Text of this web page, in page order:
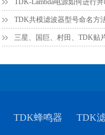
TDK共模滤波器型号命名方
三星、国巨、村田、TDK贴
TDK蜂鸣器 TDK